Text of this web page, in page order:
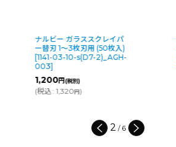
ナルビー ガラススクレイパ
ー替刃 1〜3枚刃用 (50枚入)
[1141-03-10-s(D7-2)_AGH-
003]
1,200円(税別)
(税込: 1,320円)
2 / 6